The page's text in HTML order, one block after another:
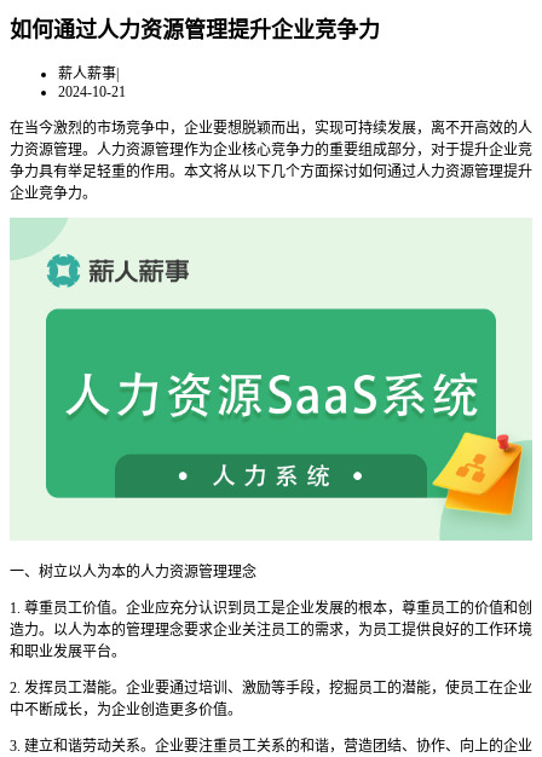
如何通过人力资源管理提升企业竞争力
薪人薪事|
2024-10-21
在当今激烈的市场竞争中，企业要想脱颖而出，实现可持续发展，离不开高效的人
力资源管理。人力资源管理作为企业核心竞争力的重要组成部分，对于提升企业竞
争力具有举足轻重的作用。本文将从以下几个方面探讨如何通过人力资源管理提升
企业竞争力。
一、树立以人为本的人力资源管理理念
1. 尊重员工价值。企业应充分认识到员工是企业发展的根本，尊重员工的价值和创
造力。以人为本的管理理念要求企业关注员工的需求，为员工提供良好的工作环境
和职业发展平台。
2. 发挥员工潜能。企业要通过培训、激励等手段，挖掘员工的潜能，使员工在企业
中不断成长，为企业创造更多价值。
3. 建立和谐劳动关系。企业要注重员工关系的和谐，营造团结、协作、向上的企业